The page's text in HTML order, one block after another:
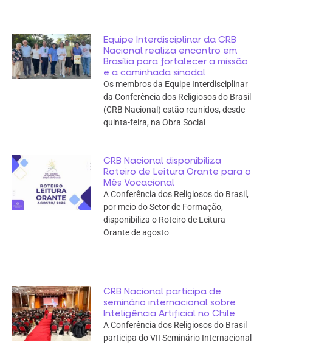
Equipe Interdisciplinar da CRB
Nacional realiza encontro em
Brasília para fortalecer a missão
e a caminhada sinodal
Os membros da Equipe Interdisciplinar
da Conferência dos Religiosos do Brasil
(CRB Nacional) estão reunidos, desde
quinta-feira, na Obra Social
CRB Nacional disponibiliza
Roteiro de Leitura Orante para o
Mês Vocacional
A Conferência dos Religiosos do Brasil,
por meio do Setor de Formação,
disponibiliza o Roteiro de Leitura
Orante de agosto
CRB Nacional participa de
seminário internacional sobre
Inteligência Artificial no Chile
A Conferência dos Religiosos do Brasil
participa do VII Seminário Internacional